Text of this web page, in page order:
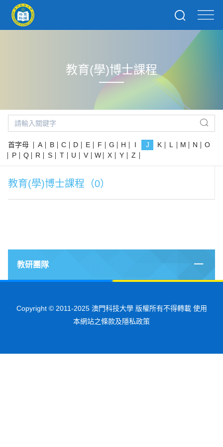
教育(學)博士課程
首字母 A B C D E F G H I J K L M N
O
P
Q R S T U V W X Y Z
教育(學)博士課程（0）
教研團隊
Copyright © 2011-2025 澳門科技大學 版權所有不得轉載 使用
本網站之條款及隱私政策